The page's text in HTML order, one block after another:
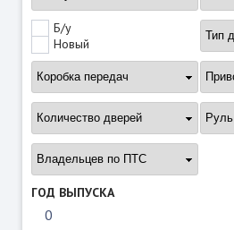
Б/у
Новый
ГОД ВЫПУСКА